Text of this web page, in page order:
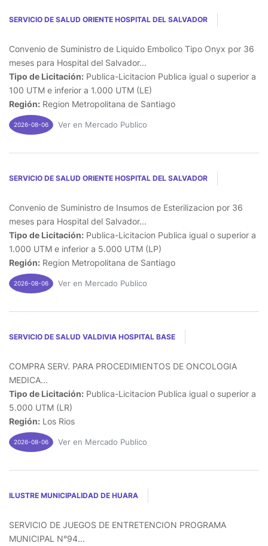
SERVICIO DE SALUD ORIENTE HOSPITAL DEL SALVADOR
Convenio de Suministro de Liquido Embolico Tipo Onyx por 36
meses para Hospital del Salvador...
Tipo de Licitación: Publica-Licitacion Publica igual o superior a
100 UTM e inferior a 1.000 UTM (LE)
Región: Region Metropolitana de Santiago
2026-08-06 Ver en Mercado Publico
SERVICIO DE SALUD ORIENTE HOSPITAL DEL SALVADOR
Convenio de Suministro de Insumos de Esterilizacion por 36
meses para Hospital del Salvador...
Tipo de Licitación: Publica-Licitacion Publica igual o superior a
1.000 UTM e inferior a 5.000 UTM (LP)
Región: Region Metropolitana de Santiago
2026-08-06 Ver en Mercado Publico
SERVICIO DE SALUD VALDIVIA HOSPITAL BASE
COMPRA SERV. PARA PROCEDIMIENTOS DE ONCOLOGIA
MEDICA...
Tipo de Licitación: Publica-Licitacion Publica igual o superior a
5.000 UTM (LR)
Región: Los Rios
2026-08-06 Ver en Mercado Publico
ILUSTRE MUNICIPALIDAD DE HUARA
SERVICIO DE JUEGOS DE ENTRETENCION PROGRAMA
MUNICIPAL N°94...